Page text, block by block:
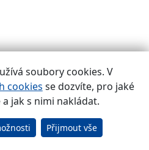
slet populistických
elektrické energie,
národních zájmů,
ukažte mi někoho, kdo
soubory cookies. V
cookies se dozvíte, pro jaké
jak s nimi nakládat.
Přijmout vše